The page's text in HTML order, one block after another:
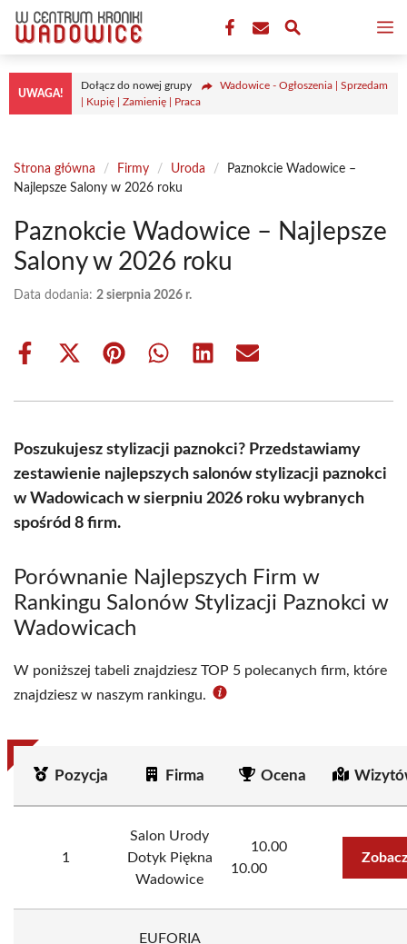
Przejdź
treści
UWAGA!
Dołącz do nowej grupy
Wadowice - Ogłoszenia | Sprzedam
| Kupię | Zamienię | Praca
Strona główna / Firmy / Uroda /
Paznokcie Wadowice –
Najlepsze Salony w 2026 roku
Paznokcie Wadowice – Najlepsze
Salony w 2026 roku
Data dodania: 2 sierpnia 2026 r.
Share
Share
(Twitter)
Share Share Share Share
Poszukujesz stylizacji paznokci? Przedstawiamy
zestawienie najlepszych salonów stylizacji paznokci
w Wadowicach w sierpniu 2026 roku wybranych
spośród 8 firm.
Porównanie Najlepszych Firm w
Rankingu Salonów Stylizacji Paznokci w
Wadowicach
W poniższej tabeli znajdziesz TOP 5 polecanych firm, które
znajdziesz w naszym rankingu.
Pozycja Firma Ocena
1
Salon Urody
Dotyk Piękna
Wadowice
10.00
10.00
EUFORIA